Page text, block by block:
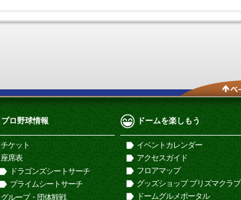
プロ野球情報
チケット
座席表
ドラゴンズシートサーチ
プライムシートサーチ
グループ・団体観戦
ドームを楽しもう
イベントカレンダー
アクセスガイド
フロアマップ
グッズショップ プリズマクラブ
ドームグルメポータル